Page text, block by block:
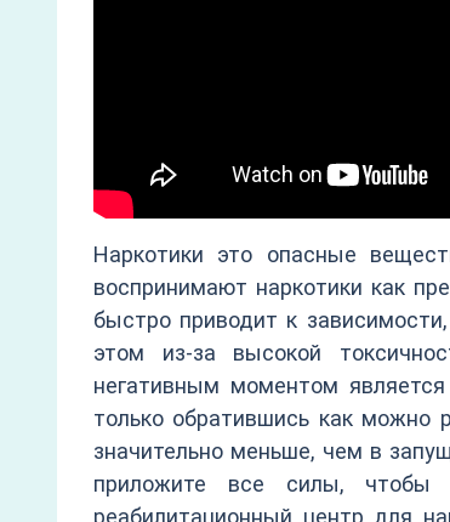
Наркотики это опасные
воспринимают наркотики как
быстро приводит к
этом из-за высокой
негативным моментом
только обратившись как можно
значительно меньше, чем в
приложите все силы, чтобы
реабилитационный центр для